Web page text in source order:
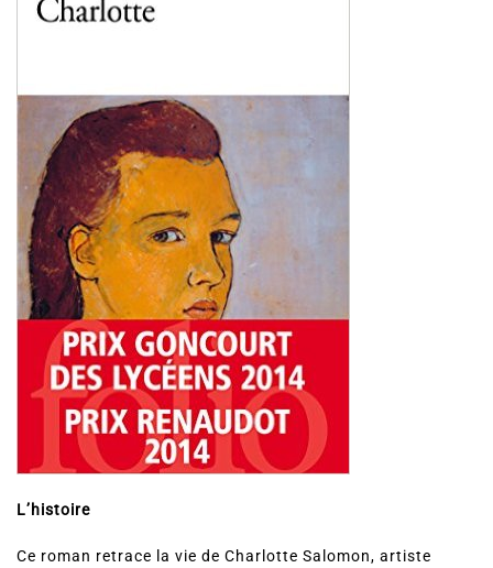
L’histoire
Ce roman retrace la vie de Charlotte Salomon, artiste